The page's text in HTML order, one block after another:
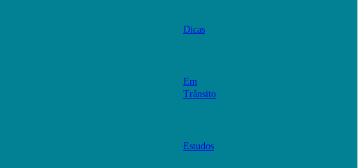
Dicas
Em
Trânsito
Estudos